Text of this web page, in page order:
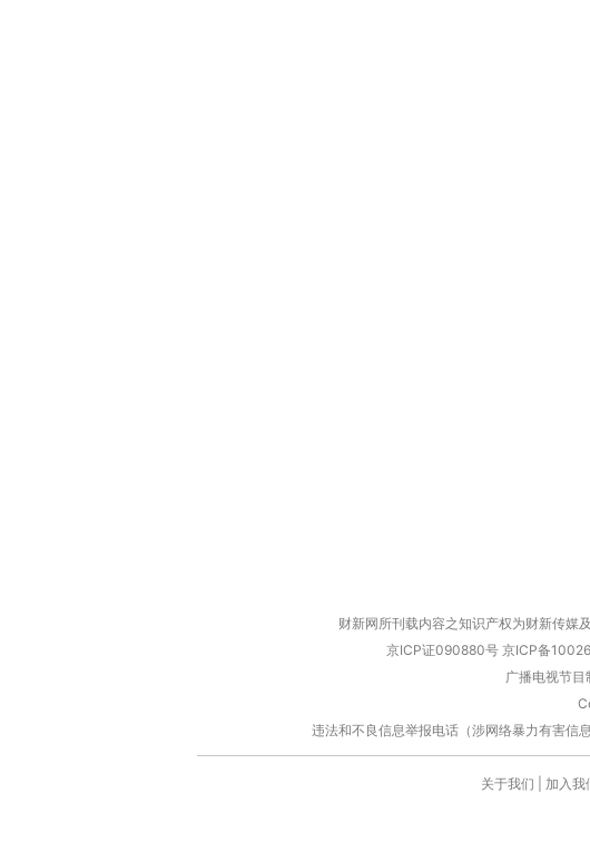
财新网所刊载内容之知识产权为财新传媒
京ICP证090880号 京ICP备
广播电视节
违法和不良信息举报电话（涉网络暴力有害
关于我们 加入我